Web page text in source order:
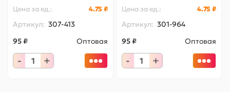
Цена за ед.: 4.75 ₽
Артикул: 307-413
95 ₽
Оптовая
- +
Цена за ед.: 4.75 ₽
Артикул: 301-964
95 ₽
Оптовая
- +